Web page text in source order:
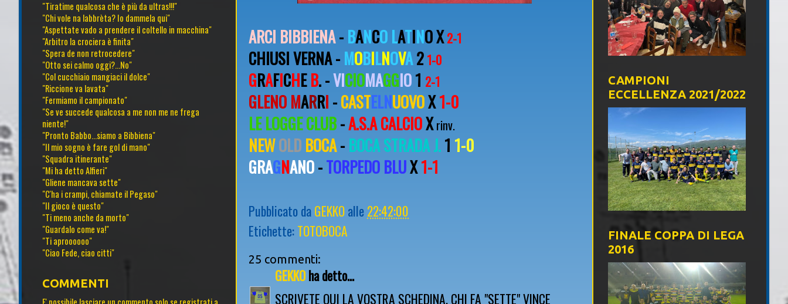
ARCI BIBBIENA- BANCO LATINO X 2-1
CHIUSI VERNA - MOBILNOVA2 1-0
GRAFICHEB. -VICIOMAGGIO1 2-1
GLENO MARRI -CASTELNUOVOX1-0
LE LOGGE CLUB-A.S.A CALCIOXrinv.
NEWOLD BOCA- BOCA STRADA J.1 1-0
GRAGNANO-TORPEDO BLUX1-1
Pubblicato daGEKKOalle22:42:00
Etichette:TOTOBOCA
25 commenti:
GEKKOha detto...
SCRIVETE QUI LA VOSTRA SCHEDINA, CHI FA "SETTE" VINCE
"Tiratime qualcosa che è più da ultras!!!"
"Chi vole na labbrèta? Io dammela qui"
"Aspettate vado a prendere il coltello in macchina"
"Arbitro la crociera è finita"
"Spera de non retrocedere"
"Otto sei calmo oggi?...No"
"Col cucchiaio mangiaci il dolce"
"Riccione va lavata"
"Fermiamo il campionato"
"Se ve succede qualcosa a me non me ne frega
niente!"
"Pronto Babbo...siamo a Bibbiena"
"Il mio sogno è fare gol di mano"
"Squadra itinerante"
"Mi ha detto Alfieri"
"Gliene mancava sette"
"C'ha i crampi, chiamate il Pegaso"
"Il gioco è questo"
"Ti meno anche da morto"
"Guardalo come va!"
"Ti aproooooo"
"Ciao Fede, ciao citti"
COMMENTI
CAMPIONI
ECCELLENZA 2021/2022
FINALE COPPA DI LEGA
2016